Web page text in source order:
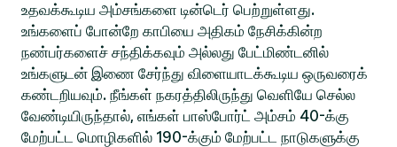
உதவக்கூடிய அம்சங்களை டின்டெர் பெற்றுள்ளது.
உங்களைப் போன்றே காபியை அதிகம் நேசிக்கின்ற
நண்பர்களைச் சந்திக்கவும் அல்லது பேட்மிண்டனில்
உங்களுடன் இணை சேர்ந்து விளையாடக்கூடிய ஒருவரைக்
கண்டறியவும். நீங்கள் நகரத்திலிருந்து வெளியே செல்ல
வேண்டியிருந்தால், எங்கள் பாஸ்போர்ட் அம்சம் 40-க்கு
மேற்பட்ட மொழிகளில் 190-க்கும் மேற்பட்ட நாடுகளுக்கு